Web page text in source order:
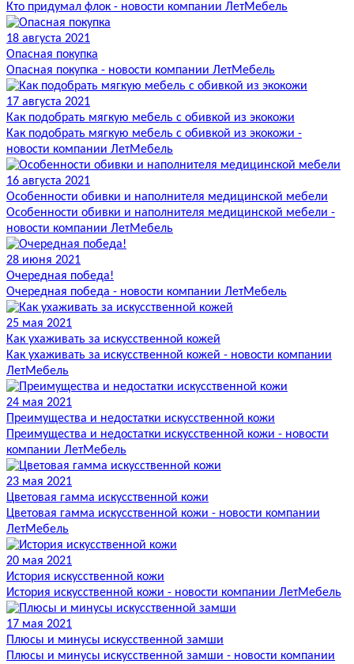
Кто придумал флок - новости компании ЛетМебель
18 августа 2021
Опасная покупка
Опасная покупка - новости компании ЛетМебель
17 августа 2021
Как подобрать мягкую мебель с обивкой из экокожи
Как подобрать мягкую мебель с обивкой из экокожи -
новости компании ЛетМебель
16 августа 2021
Особенности обивки и наполнителя медицинской мебели
Особенности обивки и наполнителя медицинской мебели -
новости компании ЛетМебель
28 июня 2021
Очередная победа!
Очередная победа - новости компании ЛетМебель
25 мая 2021
Как ухаживать за искусственной кожей
Как ухаживать за искусственной кожей - новости компании
ЛетМебель
24 мая 2021
Преимущества и недостатки искусственной кожи
Преимущества и недостатки искусственной кожи - новости
компании ЛетМебель
23 мая 2021
Цветовая гамма искусственной кожи
Цветовая гамма искусственной кожи - новости компании
ЛетМебель
20 мая 2021
История искусственной кожи
История искусственной кожи - новости компании ЛетМебель
17 мая 2021
Плюсы и минусы искусственной замши
Плюсы и минусы искусственной замши - новости компании